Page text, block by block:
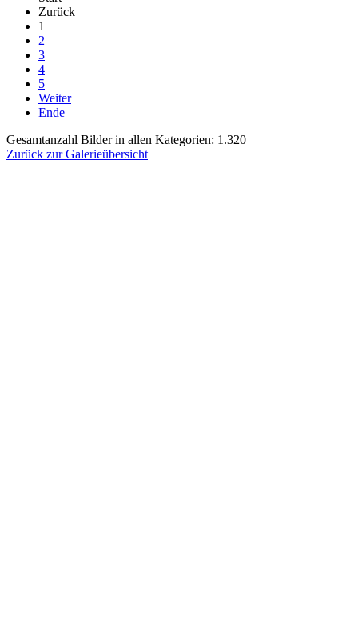
Zurück
1
2
3
4
5
Weiter
Ende
Gesamtanzahl Bilder in allen Kategorien: 1.320
Zurück zur Galerieübersicht